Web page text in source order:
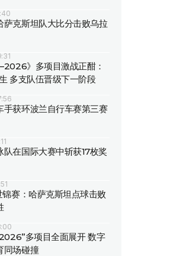
萨克斯坦队大比分击败乌拉
》多项目激战正酣：
多支队伍晋级下一阶段
手获环波兰自行车赛第三赛
队在国际大赛中斩获17枚奖
赛：哈萨克斯坦点球击败
多项目全面展开 数字
同场碰撞